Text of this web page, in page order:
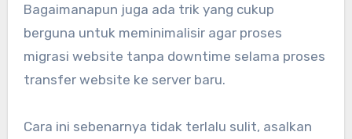
Bagaimanapun juga ada trik yang cukup
berguna untuk meminimalisir agar proses
migrasi website tanpa downtime selama proses
transfer website ke server baru.
Cara ini sebenarnya tidak terlalu sulit, asalkan